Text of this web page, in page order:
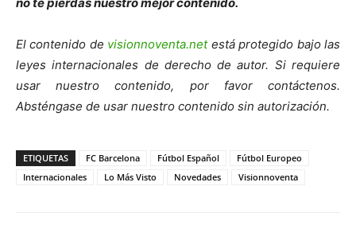
El contenido de visionnoventa.netestá protegido bajo las
leyes internacionales de derecho de autor. Si requiere
usar nuestro contenido, por favor contáctenos.
Absténgase de usar nuestro contenido sin autorización.
ETIQUETAS FC Barcelona Fútbol Español
Fútbol Europeo
Internacionales
Lo Más Visto Novedades Visionnoventa